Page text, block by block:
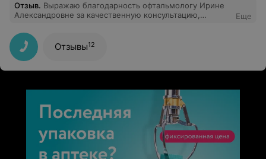
Отзыв. Выражаю благодарность офтальмологу Ирине
Александровне за качественную консультацию,
нелегкий труд!
Еще
Отзывы12